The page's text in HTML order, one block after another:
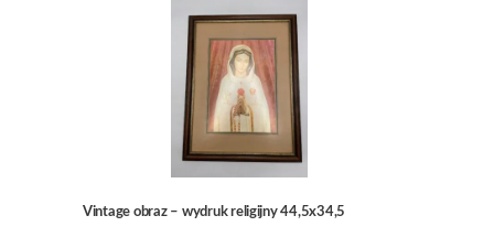
Vintage obraz – wydruk religijny 44,5x34,5